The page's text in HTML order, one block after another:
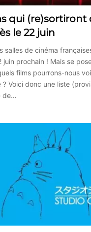
qui (re)sortiront
le 22 juin
salles de cinéma
juin prochain ! Mais se
films pourrons-nous
? Voici donc une liste
de…